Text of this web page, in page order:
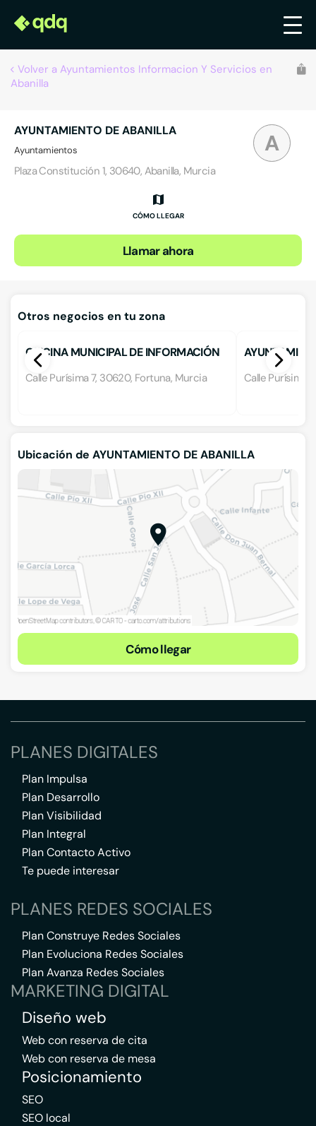
Volver a Ayuntamientos Informacion Y Servicios en
Abanilla
A
AYUNTAMIENTO DE ABANILLA
Ayuntamientos
Plaza Constitución 1, 30640, Abanilla, Murcia
CÓMO LLEGAR
Llamar ahora
Otros negocios en tu zona
OFICINA MUNICIPAL DE INFORMACIÓN
AL CONSUMIDOR (OMIC)
Calle Purísima 7, 30620, Fortuna, Murcia Calle Purísima,
Ubicación de AYUNTAMIENTO DE ABANILLA
Cómo llegar
PLANES DIGITALES
Plan Impulsa
Plan Desarrollo
Plan Visibilidad
Plan Integral
Plan Contacto Activo
Te puede interesar
PLANES REDES SOCIALES
Plan Construye Redes Sociales
Plan Evoluciona Redes Sociales
Plan Avanza Redes Sociales
MARKETING DIGITAL
Diseño web
Web con reserva de cita
Web con reserva de mesa
Posicionamiento
SEO
SEO local